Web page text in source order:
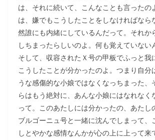
は、それに続いて、こんなことも言ったの
は、嫌でもこうしたことをしなければなら
然誰にも内緒にしているんだって。それか
しちまったらしいのよ。何も覚えていな
そして、収容されたＸ号の甲板でふっと我
こうしたことが分かったのよ。つまり自分
うな感傷的な小娘ではなくなっちまった、
らはもう絶対に、あんな小娘にはなれなく
って。このあたしには分かったの、あたし
ブルゴーニュ号と一緒に沈んでしまって、
しとやかな感情なんかが心の上に上って来